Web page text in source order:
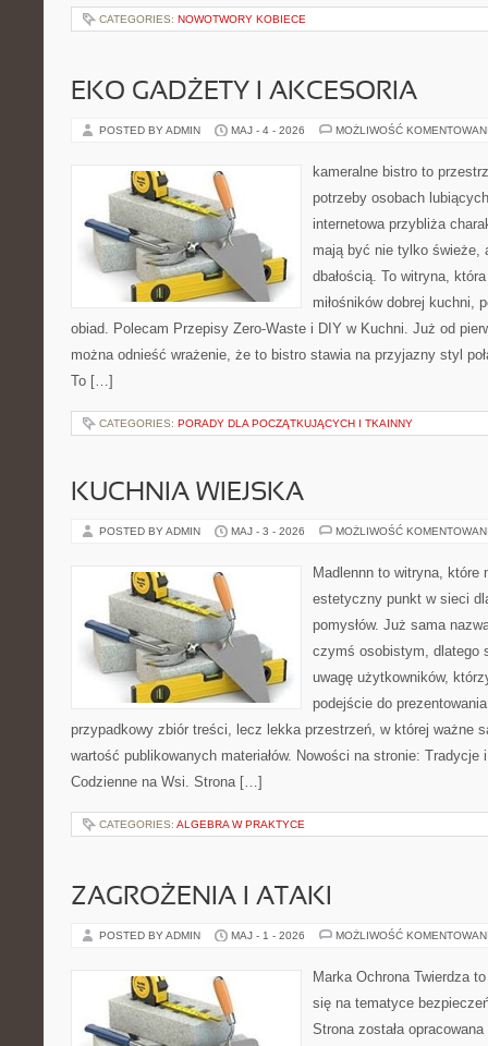
CATEGORIES: NOWOTWORY KOBIECE
EKO GADŻETY I AKCESORIA
POSTED BY ADMIN MAJ - 4 - 2026 MOŻLIWOŚĆ
kameralne bistro to
potrzeby osobach
internetowa przybliża
mają być nie tylko świeże,
dbałością. To witryna,
miłośników dobrej kuchni,
obiad. Polecam Przepisy Zero-Waste i DIY w Kuchni. Już od
można odnieść wrażenie, że to bistro stawia na przyjazny styl
To […]
CATEGORIES: PORADY DLA POCZĄTKUJĄCYCH I TKAINNY
KUCHNIA WIEJSKA
POSTED BY ADMIN MAJ - 3 - 2026 MOŻLIWOŚĆ
Madlennn to witryna, które
estetyczny punkt w sieci
pomysłów. Już sama
czymś osobistym, dlatego
uwagę użytkowników,
podejście do
przypadkowy zbiór treści, lecz lekka przestrzeń, w której ważne
wartość publikowanych materiałów. Nowości na stronie:
Codzienne na Wsi. Strona […]
CATEGORIES: ALGEBRA W PRAKTYCE
ZAGROŻENIA I ATAKI
POSTED BY ADMIN MAJ - 1 - 2026 MOŻLIWOŚĆ
Marka Ochrona Twierdza
się na tematyce
Strona została